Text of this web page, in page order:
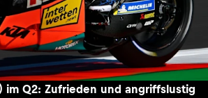
im Q2: Zufrieden und angriffslustig